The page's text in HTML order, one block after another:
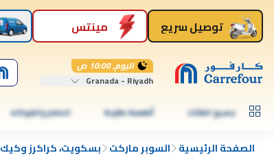
توصيل سريع مينتس
اليوم, 10:00 ص
Granada - Riyadh
جميع الفئات أطعمة طازجة الخضار والفواكه
الصفحة الرئيسية السوبر ماركت بسكويت، كراكرز وكيك